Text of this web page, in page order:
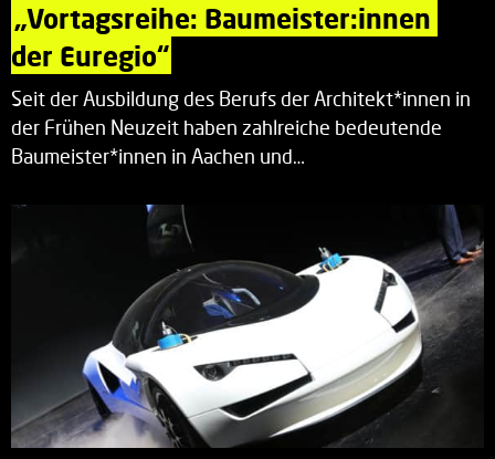
„Vortagsreihe: Baumeister:innen
der Euregio“
Seit der Ausbildung des Berufs der Architekt*innen in
der Frühen Neuzeit haben zahlreiche bedeutende
Baumeister*innen in Aachen und…